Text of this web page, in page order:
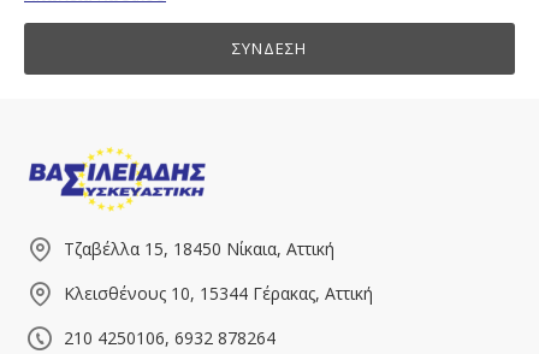
ΣΎΝΔΕΣΗ
Τζαβέλλα 15, 18450 Νίκαια, Αττική
Κλεισθένους 10, 15344 Γέρακας, Αττική
210 4250106, 6932 878264